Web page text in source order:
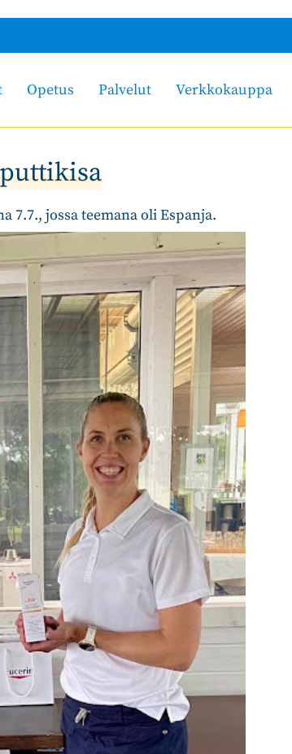
Opetus Palvelut Verkkokauppa
jossa teemana oli Espanja.